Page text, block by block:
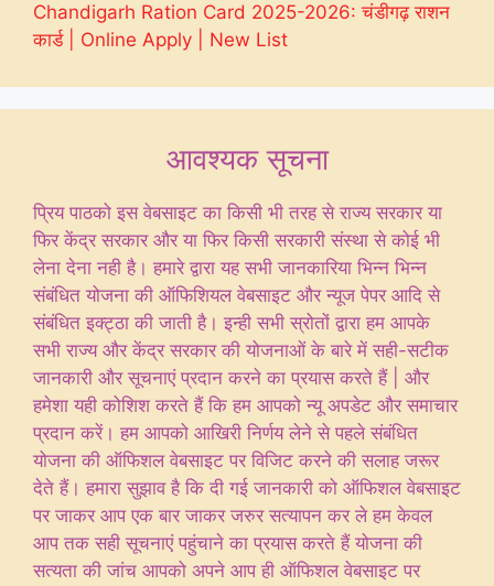
Chandigarh Ration Card 2025-2026: चंडीगढ़ राशन
कार्ड | Online Apply | New List
आवश्यक सूचना
प्रिय पाठको इस वेबसाइट का किसी भी तरह से राज्य सरकार या
फिर केंद्र सरकार और या फिर किसी सरकारी संस्था से कोई भी
लेना देना नही है। हमारे द्वारा यह सभी जानकारिया भिन्न भिन्न
संबंधित योजना की ऑफिशियल वेबसाइट और न्यूज पेपर आदि से
संबंधित इक्ट्ठा की जाती है। इन्ही सभी स्रोतों द्वारा हम आपके
सभी राज्य और केंद्र सरकार की योजनाओं के बारे में सही-सटीक
जानकारी और सूचनाएं प्रदान करने का प्रयास करते हैं | और
हमेशा यही कोशिश करते हैं कि हम आपको न्यू अपडेट और समाचार
प्रदान करें। हम आपको आखिरी निर्णय लेने से पहले संबंधित
योजना की ऑफिशल वेबसाइट पर विजिट करने की सलाह जरूर
देते हैं। हमारा सुझाव है कि दी गई जानकारी को ऑफिशल वेबसाइट
पर जाकर आप एक बार जाकर जरुर सत्यापन कर ले हम केवल
आप तक सही सूचनाएं पहुंचाने का प्रयास करते हैं योजना की
सत्यता की जांच आपको अपने आप ही ऑफिशल वेबसाइट पर